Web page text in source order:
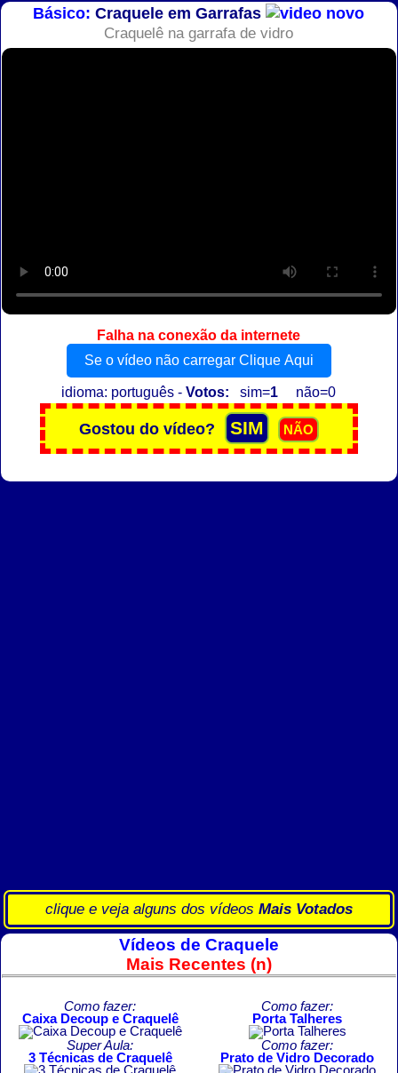
Básico:Craquele em Garrafas
Craquelê na garrafa de vidro
Falha na conexão da internete
Se o vídeo não carregar Clique Aqui
idioma: português -Votos: sim=1 não=0
clique e veja alguns dos vídeos Mais Votados
Vídeos de Craquele
Mais Recentes (n)
Como fazer:
Caixa Decoup e Craquelê
Como fazer:
Porta Talheres
Super Aula:
3 Técnicas de Craquelê
Como fazer:
Prato de Vidro Decorado